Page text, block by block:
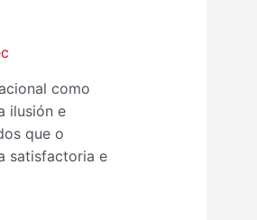
como
ilusión e
que o
satisfactoria e